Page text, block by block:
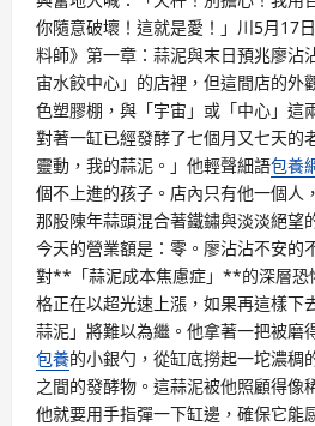
你隨意破壞！這就是愛！」川5月17
料師》第一章：蒜泥與末日預兆廖沾
宙水餃中心」的店裡，但這間店的外
色塑膠棚，與「宇宙」或「中心」這
對著一缸已經發酵了七個月又七天的
靈動，我的蒜泥。」他輕聲細語包養
個不上進的孩子。店內只有他一個人
那股陳年蒜頭混合著鐵鏽與淡淡絕望
今天的營業額是：零。廖沾沾不安的
對**「蒜泥成本焦慮症」**的深層恐
格正在以超光速上漲，如果再這樣下
蒜泥」將難以為繼。他拿著一把被磨
包養的小銀勺，從缸底撈起一坨濃稠
之間的發酵物。這蒜泥被他照顧得像
他就要用手指彈一下缸邊，確保它能